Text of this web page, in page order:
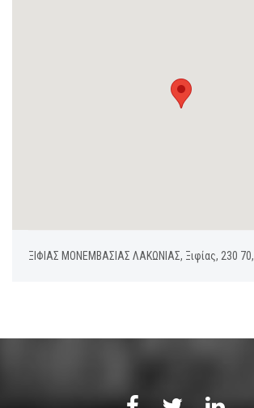
ΞΙΦΙΑΣ ΜΟΝΕΜΒΑΣΙΑΣ ΛΑΚΩΝΙΑΣ, Ξιφίας, 230 70,